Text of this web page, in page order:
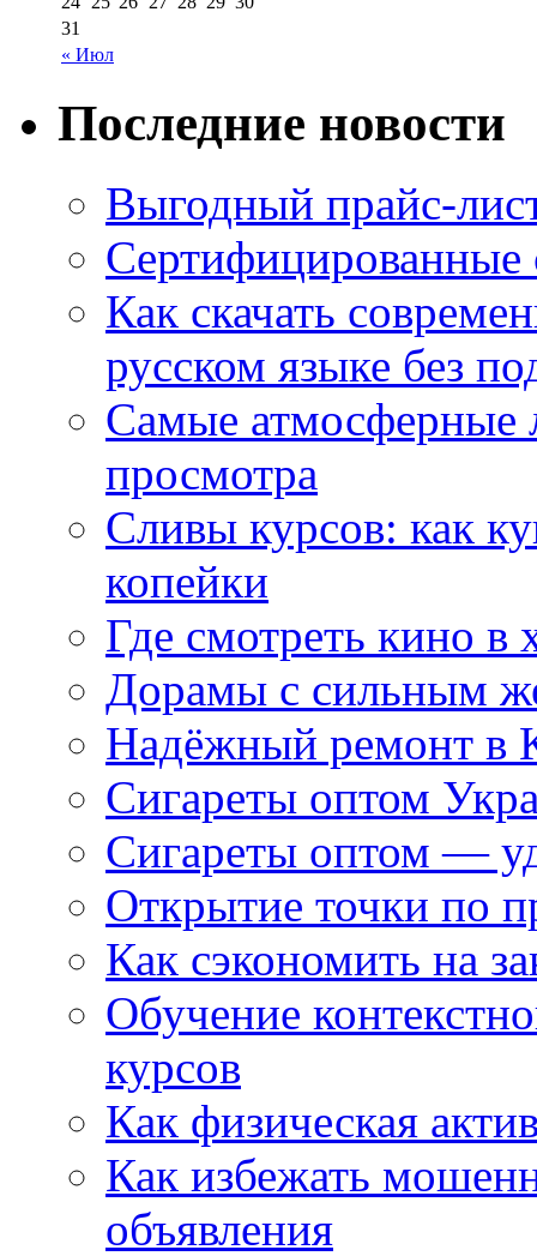
« Июл
31
Последние новости
Выгодный прайс-
Как скачать
русском языке без
Самые атмосферные
просмотра
Сливы курсов: как
копейки
Где смотреть кино в
Дорамы с сильным
Надёжный ремонт в
Сигареты оптом
Сигареты оптом —
Открытие точки по
Как сэкономить на
Обучение
курсов
Как физическая
Как избежать
объявления